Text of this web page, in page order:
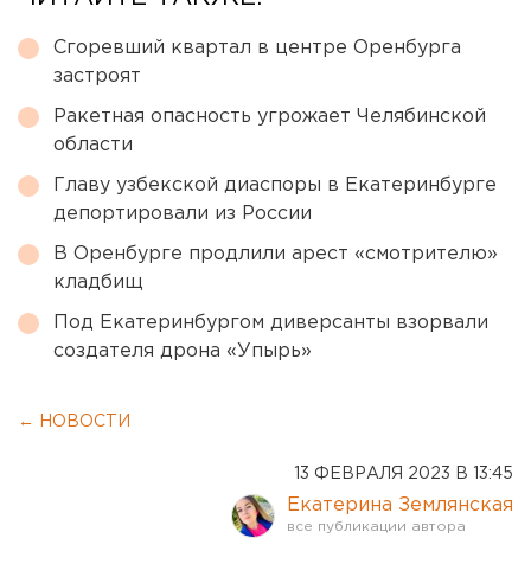
Сгоревший квартал в центре Оренбурга
застроят
Ракетная опасность угрожает Челябинской
области
Главу узбекской диаспоры в Екатеринбурге
депортировали из России
В Оренбурге продлили арест «смотрителю»
кладбищ
Под Екатеринбургом диверсанты взорвали
создателя дрона «Упырь»
← НОВОСТИ
13 ФЕВРАЛЯ 2023 В 13:45
Екатерина Землянская